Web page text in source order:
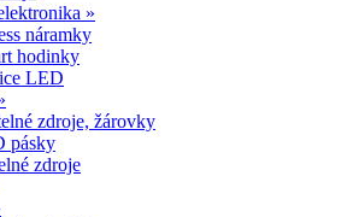
»
náramky
hodinky
LED
zdroje, žárovky
pásky
zdroje